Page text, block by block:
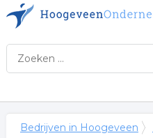
Bedrijven in Hoogeveen